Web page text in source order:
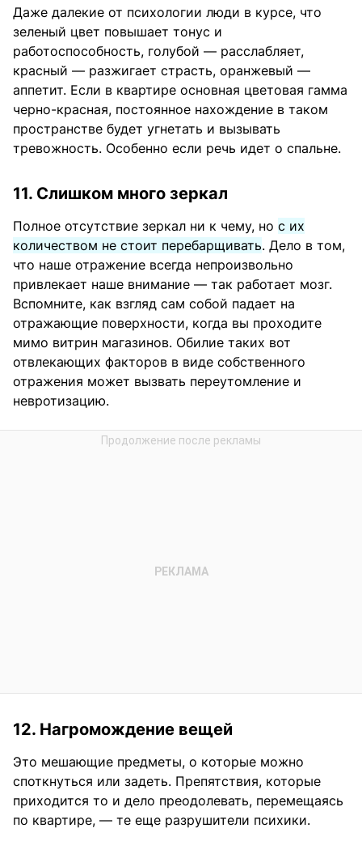
Даже далекие от психологии люди в курсе, что
зеленый цвет повышает тонус и
работоспособность, голубой — расслабляет,
красный — разжигает страсть, оранжевый —
аппетит. Если в квартире основная цветовая гамма
черно-красная, постоянное нахождение в таком
пространстве будет угнетать и вызывать
тревожность. Особенно если речь идет о спальне.
11. Слишком много зеркал
Полное отсутствие зеркал ни к чему, но с их
количеством не стоит перебарщивать. Дело в том,
что наше отражение всегда непроизвольно
привлекает наше внимание — так работает мозг.
Вспомните, как взгляд сам собой падает на
отражающие поверхности, когда вы проходите
мимо витрин магазинов. Обилие таких вот
отвлекающих факторов в виде собственного
отражения может вызвать переутомление и
невротизацию.
12. Нагромождение вещей
Это мешающие предметы, о которые можно
споткнуться или задеть. Препятствия, которые
приходится то и дело преодолевать, перемещаясь
по квартире, — те еще разрушители психики.